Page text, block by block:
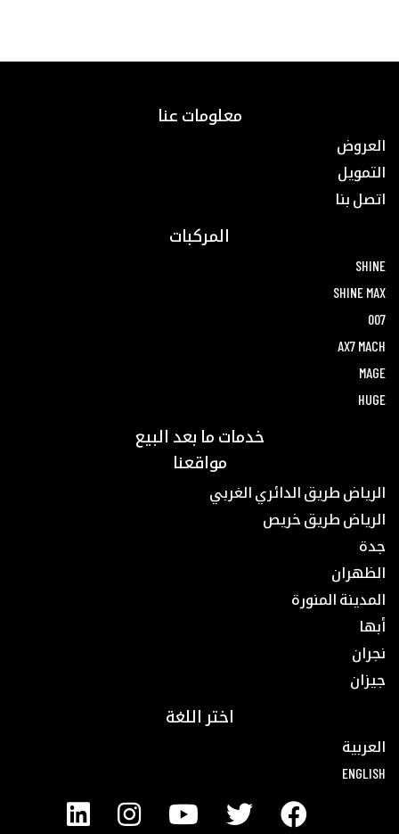
معلومات عنا
العروض
التمويل
اتصل بنا
المركبات
SHINE
SHINE MAX
007
AX7 MACH
MAGE
HUGE
خدمات ما بعد البيع
مواقعنا
الرياض طريق الدائري الغربي
الرياض طريق خريص
جدة
الظهران
المدينة المنورة
أبها
نجران
جيزان
اختر اللغة
العربية
ENGLISH